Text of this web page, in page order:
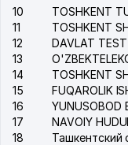
10
11
12
13
14
15
16
17
18